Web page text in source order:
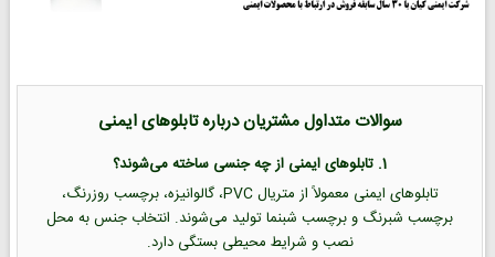
سوالات متداول مشتریان درباره تابلوهای ایمنی
1. تابلوهای ایمنی از چه جنسی ساخته می‌شوند؟
تابلوهای ایمنی معمولاً از متریال PVC، گالوانیزه، برچسب روزرنگ،
برچسب شبرنگ و برچسب شبنما تولید می‌شوند. انتخاب جنس به محل
نصب و شرایط محیطی بستگی دارد.